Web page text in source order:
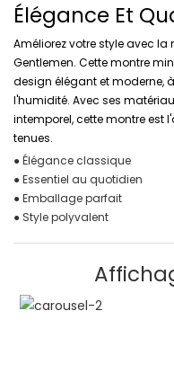
Élégance Et
Améliorez votre style avec la
Gentlemen. Cette montre
design élégant et moderne,
l'humidité. Avec ses
intemporel, cette montre est
tenues.
● Élégance classique
● Essentiel au quotidien
● Emballage parfait
● Style polyvalent